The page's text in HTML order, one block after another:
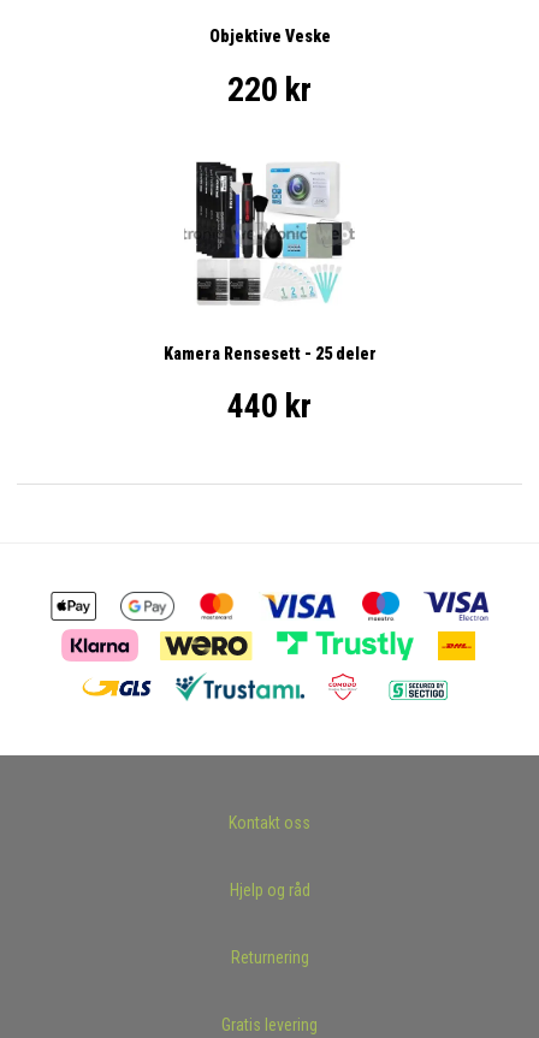
Objektive Veske
220 kr
Kamera Rensesett - 25 deler
440 kr
Kontakt oss
Hjelp og råd
Returnering
Gratis levering